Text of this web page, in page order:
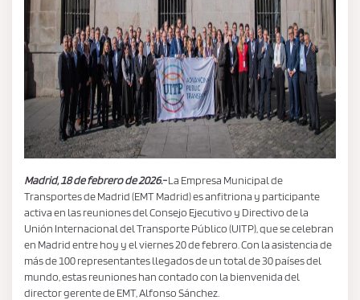
Madrid, 18 de febrero de 2026.-La Empresa Municipal de
Transportes de Madrid (EMT Madrid) es anfitriona y participante
activa en las reuniones del Consejo Ejecutivo y Directivo de la
Unión Internacional del Transporte Público (UITP), que se celebran
en Madrid entre hoy y el viernes 20 de febrero. Con la asistencia de
más de 100 representantes llegados de un total de 30 países del
mundo, estas reuniones han contado con la bienvenida del
director gerente de EMT, Alfonso Sánchez.